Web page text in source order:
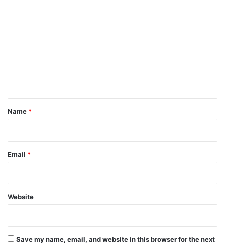
*
Name *
Email *
Website
Save my name, email, and website in this browser for the next